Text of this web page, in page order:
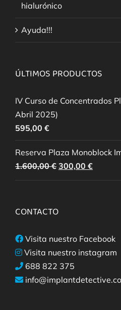
hialurónico
Ayuda!!!
ÚLTIMOS PRODUCTOS
IV Curso de Concentrados
Abril 2025)
595,00 €
Reserva Plaza Monoblock
1.600,00€ El
precio
300,00 €El
precio
CONTACTO
Visita nuestro Facebook
Visita nuestro instagram
688 822 375